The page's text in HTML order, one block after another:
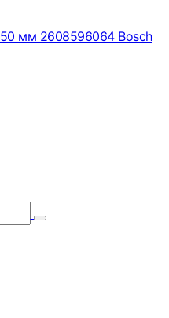
мм 2608596064 Bosch